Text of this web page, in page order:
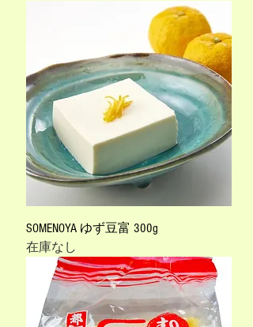
SOMENOYA ゆず豆富 300g
在庫なし